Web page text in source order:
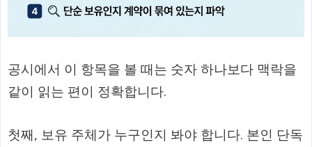
공시에서 이 항목을 볼 때는 숫자 하나보다 맥락을
같이 읽는 편이 정확합니다.
첫째, 보유 주체가 누구인지 봐야 합니다. 본인 단독